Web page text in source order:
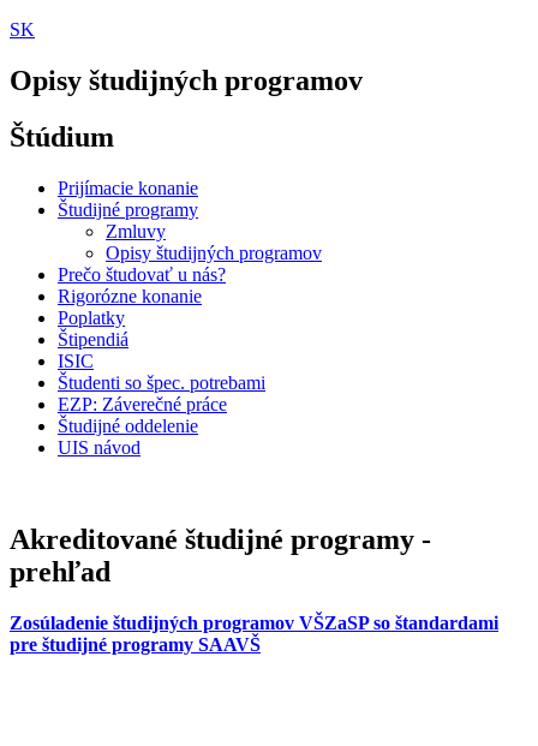
SK
Opisy študijných programov
Štúdium
Prijímacie konanie
Študijné programy
Zmluvy
Opisy študijných programov
Prečo študovať u nás?
Rigorózne konanie
Poplatky
Štipendiá
ISIC
Študenti so špec. potrebami
EZP: Záverečné práce
Študijné oddelenie
UIS návod
Akreditované študijné programy -
prehľad
Zosúladenie študijných programov VŠZaSP so štandardami
pre študijné programy SAAVŠ